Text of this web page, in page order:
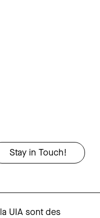
UIA sont des